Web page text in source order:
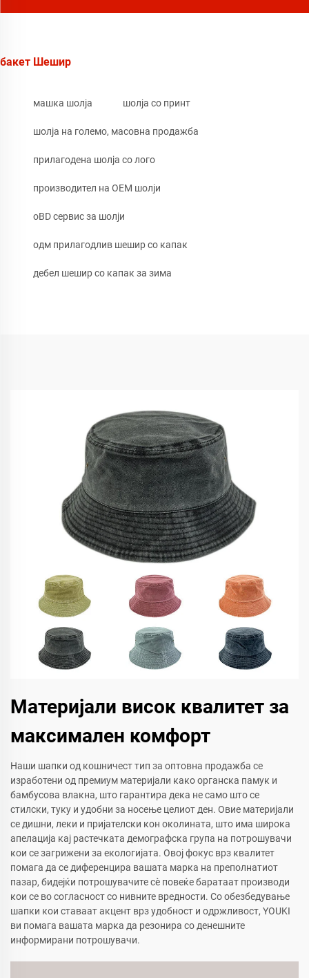
бакет Шешир
машка шолја шолја со принт
шолја на големо, масовна продажба
прилагодена шолја со лого
производител на OEM шолји
oBD сервис за шолји
одм прилагодлив шешир со капак
дебел шешир со капак за зима
Материјали висок квалитет за
максимален комфорт
Наши шапки од кошничест тип за оптовна продажба се
изработени од премиум материјали како органска памук и
бамбусова влакна, што гарантира дека не само што се
стилски, туку и удобни за носење целиот ден. Овие материјали
се дишни, леки и пријателски кон околината, што има широка
апелација кај растечката демографска група на потрошувачи
кои се загрижени за екологијата. Овој фокус врз квалитет
помага да се диференцира вашата марка на преполнатиот
пазар, бидејќи потрошувачите сè повеќе баратаат производи
кои се во согласност со нивните вредности. Со обезбедување
шапки кои ставаат акцент врз удобност и одржливост, YOUKI
ви помага вашата марка да резонира со денешните
информирани потрошувачи.